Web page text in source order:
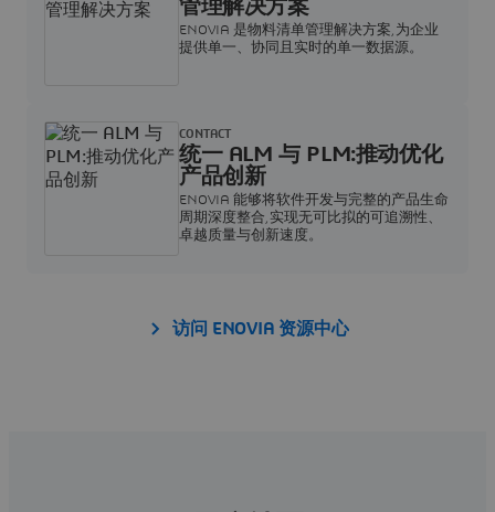
管理解决方案
ENOVIA 是物料清单管理解决方案,为企业
提供单一、协同且实时的单一数据源。
统一 ALM 与 PLM:推动优化
产品创新
ENOVIA 能够将软件开发与完整的产品生命
周期深度整合,实现无可比拟的可追溯性、
卓越质量与创新速度。
CONTACT
访问 ENOVIA 资源中心